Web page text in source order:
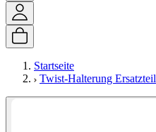
Startseite
Twist-Halterung Ersatzteil